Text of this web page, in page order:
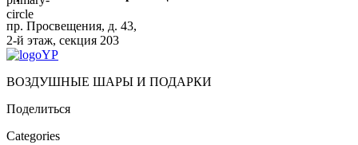
пр. Просвещения, д. 43,
2-й этаж, секция 203
ВОЗДУШНЫЕ ШАРЫ И ПОДАРКИ
Поделиться
Categories